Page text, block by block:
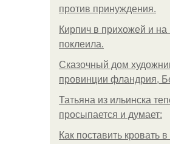
против принуждения.
Кирпич в прихожей и на
поклеила.
Сказочный дом
провинции фландрия,
Татьяна из ильинска
просыпается и думает:
Как поставить кровать